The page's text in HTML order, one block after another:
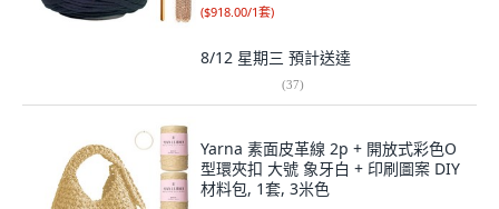
($918.00/1套)
8/12 星期三 預計送達
(37)
Yarna 素面皮革線 2p + 開放式彩色O
型環夾扣 大號 象牙白 + 印刷圖案 DIY
材料包, 1套, 3米色